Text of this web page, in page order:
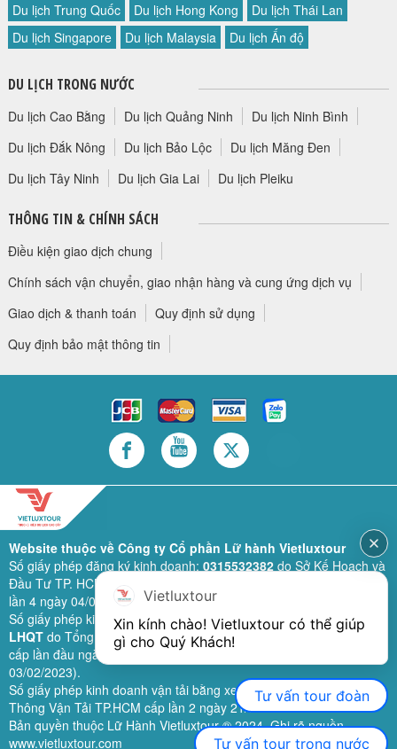
Du lịch Trung Quốc
Du lịch Hong Kong
Du lịch Thái Lan
Du lịch Singapore
Du lịch Malaysia Du lịch Ấn độ
DU LỊCH TRONG NƯỚC
Du lịch Cao Bằng Du lịch Quảng Ninh
Du lịch Ninh Bình
Du lịch Đắk Nông
Du lịch Bảo Lộc
Du lịch Măng Đen
Du lịch Tây Ninh
Du lịch Gia Lai Du lịch Pleiku
THÔNG TIN & CHÍNH SÁCH
Điều kiện giao dịch chung
Chính sách vận chuyển, giao nhận hàng và cung ứng dịch vụ
Giao dịch & thanh toán
Quy định sử dụng
Quy định bảo mật thông tin
Website thuộc về Công ty Cổ phần Lữ hành Vietluxtour
Số giấy phép đăng ký kinh doanh: 0315532382do Sở Kế Hoạch và
Đầu Tư TP. HCM cấp lần đầu ngày 28/02/2019 (sửa đổi bổ sung
lần 4 ngày 04/06/2024).
Số giấy phép kinh doanh lữ hành quốc tế:79-1111/2019/TCDL-GP
LHQTdo Tổng Cục Du Lịch (nay là Cục Du lịch quốc gia Việt Nam)
cấp lần đầu ngày 26/09/2019 (sửa đổi, bổ sung lần 3 ngày
03/02/2023).
Số giấy phép kinh doanh vận tải bằng xe ô tô:11924do Sở Giao
Thông Vận Tải TP.HCM cấp lần 2 ngày 21/02/2023.
Bản quyền thuộc Lữ Hành Vietluxtour ® 2024. Ghi rõ nguồn
www.vietluxtour.com
Vietluxtour
Xin kính chào! Vietluxtour có thể giúp
gì cho Quý Khách!
Tư vấn tour đoàn
Tư vấn tour trong nước